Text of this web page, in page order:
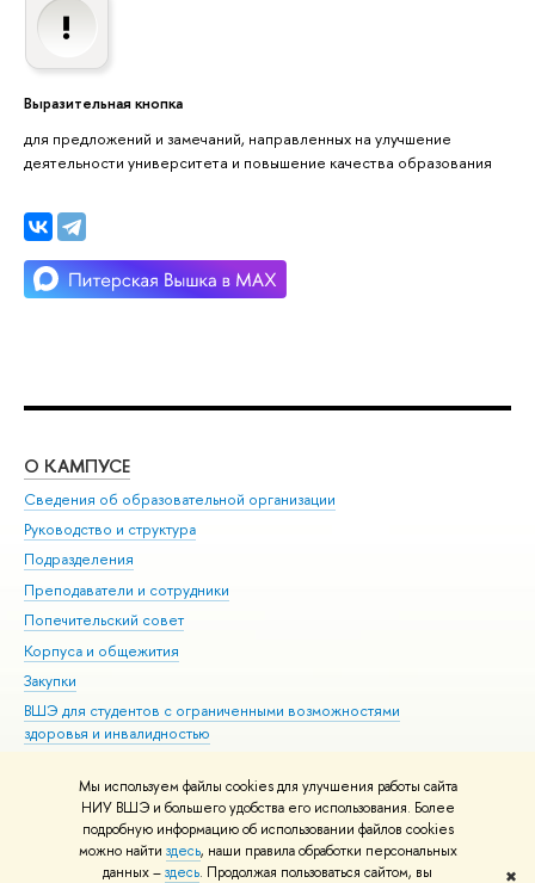
Мы используем файлы cookies для улучшения работы сайта
НИУ ВШЭ и большего удобства его использования. Более
подробную информацию об использовании файлов cookies
можно найти здесь, наши правила обработки персональных
данных –здесь. Продолжая пользоваться сайтом, вы ✖
Выразительная кнопка
для предложений и замечаний, направленных на улучшение
деятельности университета и повышение качества образования
О КАМПУСЕ
Сведения об образовательной организации
Руководство и структура
Подразделения
Преподаватели и сотрудники
Попечительский совет
Корпуса и общежития
Закупки
ВШЭ для студентов с ограниченными возможностями
здоровья и инвалидностью
Единая платежная страница